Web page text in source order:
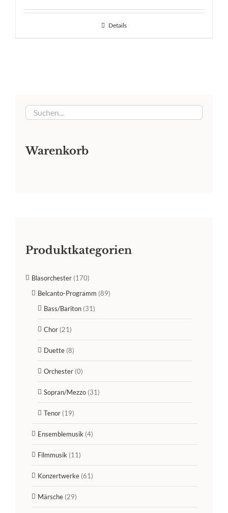
Details
Produktkategorien
Blasorchester (170)
Belcanto-Programm (89)
Bass/Bariton (31)
Chor (21)
Duette (8)
Orchester (0)
Sopran/Mezzo (31)
Tenor (19)
Ensemblemusik (4)
Filmmusik (11)
Konzertwerke (61)
Märsche (29)
Warenkorb